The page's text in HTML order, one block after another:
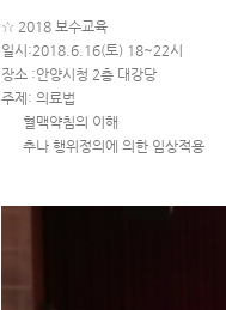
☆ 2018 보수교육
일시:2018.6.16(토) 18~22시
장소 :안양시청 2층 대강당
주제: 의료법
혈맥약침의 이해
추나 행위정의에 의한 임상적용